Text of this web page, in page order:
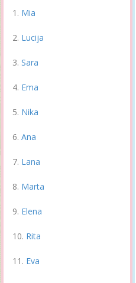
Mia
Lucija
Sara
Ema
Nika
Ana
Lana
Marta
Elena
Rita
Eva